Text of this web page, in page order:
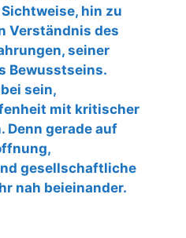
hin zu
Verständnis des
seiner
Bewusstseins.
sein,
mit kritischer
Denn gerade auf
gesellschaftliche
nah beieinander.